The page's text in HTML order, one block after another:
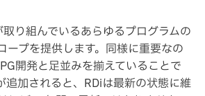
取り組んでいるあらゆるプログラムの
ープを提供します。同様に重要なの
開発と足並みを揃えていることで
追加されると、RDiは最新の状態に維